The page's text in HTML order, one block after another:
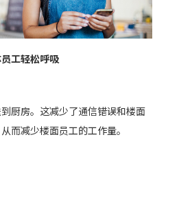
工轻松呼吸
厨房。这减少了通信错误和楼面
而减少楼面员工的工作量。